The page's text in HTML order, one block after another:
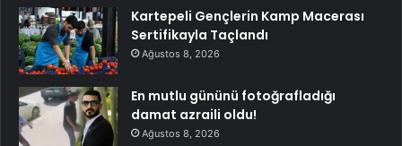
Kartepeli Gençlerin Kamp Macerası
Sertifikayla Taçlandı
Ağustos 8, 2026
En mutlu gününü fotoğrafladığı
damat azraili oldu!
Ağustos 8, 2026